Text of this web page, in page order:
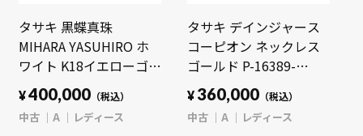
タサキ 黒蝶真珠
MIHARA YASUHIRO ホ
ワイト K18イエローゴー
ルド YG レディース ジュ
エリー 【中古】
【jewelry】
¥400,000 （税込）
中古 A レディース
タサキ デインジャース
コーピオン ネックレス
ゴールド P-16389-
18KYG K18イエローゴー
ルド YG/パール レディ
ース ジュエリー 【中
¥ 360,000 （税込）
中古 A レディース